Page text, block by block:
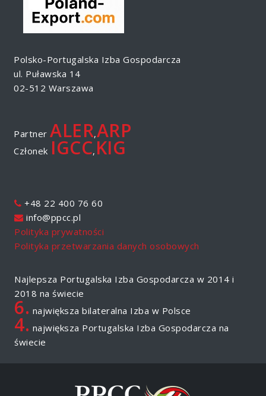
Polsko-Portugalska Izba Gospodarcza
ul. Puławska 14
02-512 Warszawa
Partner ALER,ARP
Członek IGCC, KIG
+48 22 400 76 60
info@ppcc.pl
Polityka prywatności
Polityka przetwarzania danych osobowych
Najlepsza Portugalska Izba Gospodarcza w 2014 i
2018 na świecie
6. największa bilateralna Izba w Polsce
4. największa Portugalska Izba Gospodarcza na
świecie